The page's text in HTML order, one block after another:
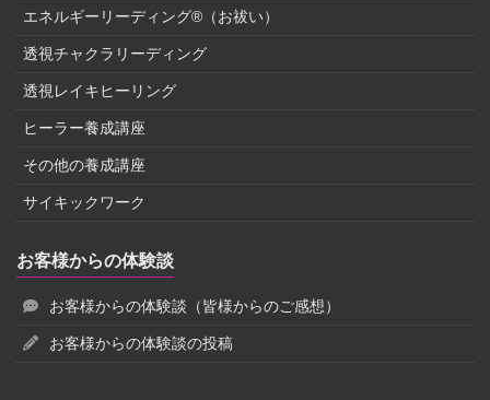
エネルギーリーディング®（お祓い）
透視チャクラリーディング
透視レイキヒーリング
ヒーラー養成講座
その他の養成講座
サイキックワーク
お客様からの体験談
お客様からの体験談（皆様からのご感想）
お客様からの体験談の投稿